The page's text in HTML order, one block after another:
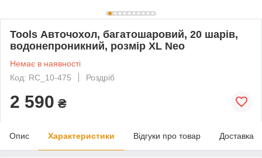
Tools Авточохол, багатошаровий, 20 шарів,
водонепроникний, розмір XL Neo
Немає в наявності
Код: RC_10-475
Роздріб
2 590 ₴
Опис Характеристики Відгуки про товар Доставка